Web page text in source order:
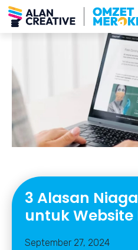
3 Alasan
untuk Website
September 27, 2024